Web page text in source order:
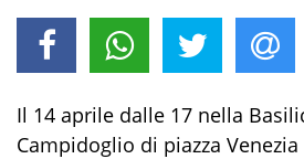
Il 14 aprile dalle 17 nella
Campidoglio di piazza